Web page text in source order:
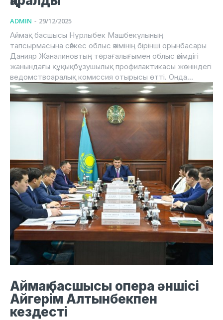
ADMIN - 29/12/2025
Аймақ басшысы Нұрлыбек Машбекұлының
тапсырмасына сәйкес облыс әкімінің бірінші орынбасары
Данияр Жаналиновтың төрағалығымен облыс әкімдігі
жанындағы құқықбұзушылық профилактикасы жөніндегі
ведомствоаралық комиссия отырысы өтті. Онда...
Аймақ басшысы опера әншісі
Айгерім Алтынбекпен
кездесті